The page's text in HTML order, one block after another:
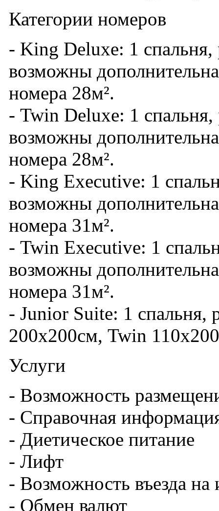
Категории номеров
- King Deluxe: 1 спальня,
возможны
номера 28м².
- Twin Deluxe: 1 спальня,
возможны
номера 28м².
- King Executive: 1
возможны
номера 31м².
- Twin Executive: 1
возможны
номера 31м².
- Junior Suite: 1 спальня,
200х200см, Twin
Услуги
- Возможность
- Справочная
- Диетическое питание
- Лифт
- Возможность въезда на
- Обмен валют